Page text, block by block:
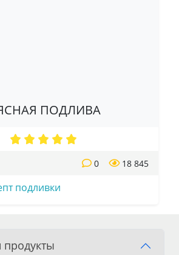
ПОДЛИВА
18 845
0
подливки
продукты